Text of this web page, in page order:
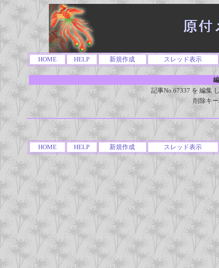
HOME HELP 新規作成 スレッド表示
記事No.67337 を 編集
削除キ
HOME HELP 新規作成 スレッド表示